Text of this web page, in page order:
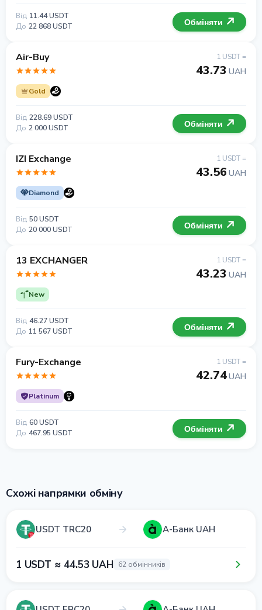
Від 11.44 USDT
До 22 868 USDT Обміняти
Air-Buy
Gold
1 USDT =
43.73 UAH
Від 228.69 USDT
До 2 000 USDT Обміняти
IZI Exchange
Diamond
1 USDT =
43.56 UAH
Від 50 USDT
До 20 000 USDT Обміняти
13 EXCHANGER
New
1 USDT =
43.23 UAH
Від 46.27 USDT
До 11 567 USDT Обміняти
Fury-Exchange
Platinum
1 USDT =
42.74UAH
Від 60 USDT
До 467.95 USDT Обміняти
Схожі напрямки обміну
USDT TRC20 А-Банк UAH
1 USDT ≈ 44.53 UAH 62 обмінників